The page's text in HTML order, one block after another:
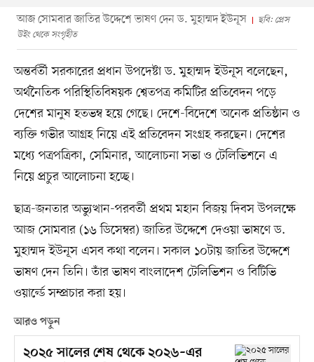
আজ সোমবার জাতির উদ্দেশে ভাষণ দেন ড. মুহাম্মদ ইউনূস
ছবি: প্রেস
উইং থেকে সংগৃহীত
অন্তর্বর্তী সরকারের প্রধান উপদেষ্টা ড. মুহাম্মদ ইউনূস বলেছেন,
অর্থনৈতিক পরিস্থিতিবিষয়ক শ্বেতপত্র কমিটির প্রতিবেদন পড়ে
দেশের মানুষ হতভম্ব হয়ে গেছে। দেশে-বিদেশে অনেক প্রতিষ্ঠান ও
ব্যক্তি গভীর আগ্রহ নিয়ে এই প্রতিবেদন সংগ্রহ করছেন। দেশের
মধ্যে পত্রপত্রিকা, সেমিনার, আলোচনা সভা ও টেলিভিশনে এ
নিয়ে প্রচুর আলোচনা হচ্ছে।
ছাত্র-জনতার অভ্যুত্থান-পরবর্তী প্রথম মহান বিজয় দিবস উপলক্ষে
আজ সোমবার (১৬ ডিসেম্বর) জাতির উদ্দেশে দেওয়া ভাষণে ড.
মুহাম্মদ ইউনূস এসব কথা বলেন। সকাল ১০টায় জাতির উদ্দেশে
ভাষণ দেন তিনি। তাঁর ভাষণ বাংলাদেশ টেলিভিশন ও বিটিভি
ওয়ার্ল্ডে সম্প্রচার করা হয়।
আরও পড়ুন
২০২৫ সালের শেষ থেকে ২০২৬–এর